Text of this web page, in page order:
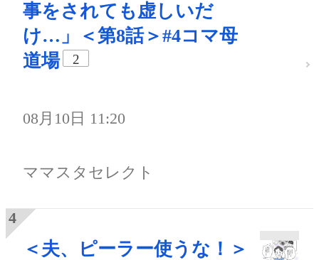
事をされても虚しいだ
け…」＜第8話＞#4コマ母
道場
2
08月10日 11:20
ママスタセレクト
＜夫、ピーラー使うな！＞